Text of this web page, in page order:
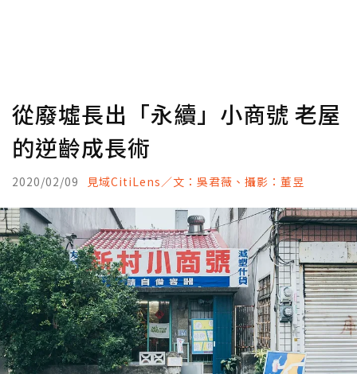
從廢墟長出「永續」小商號 老屋
的逆齡成長術
2020/02/09 見域CitiLens／文：吳君薇、攝影：董昱